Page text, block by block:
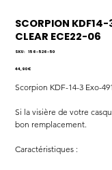
SCORPION
CLEAR ECE22-06
SKU : SKU
526-
156-526-50
Prix
44,90 €
Scorpion KDF-14-3 Exo-
Si la visière de votre
bon remplacement.
Caractéristiques :